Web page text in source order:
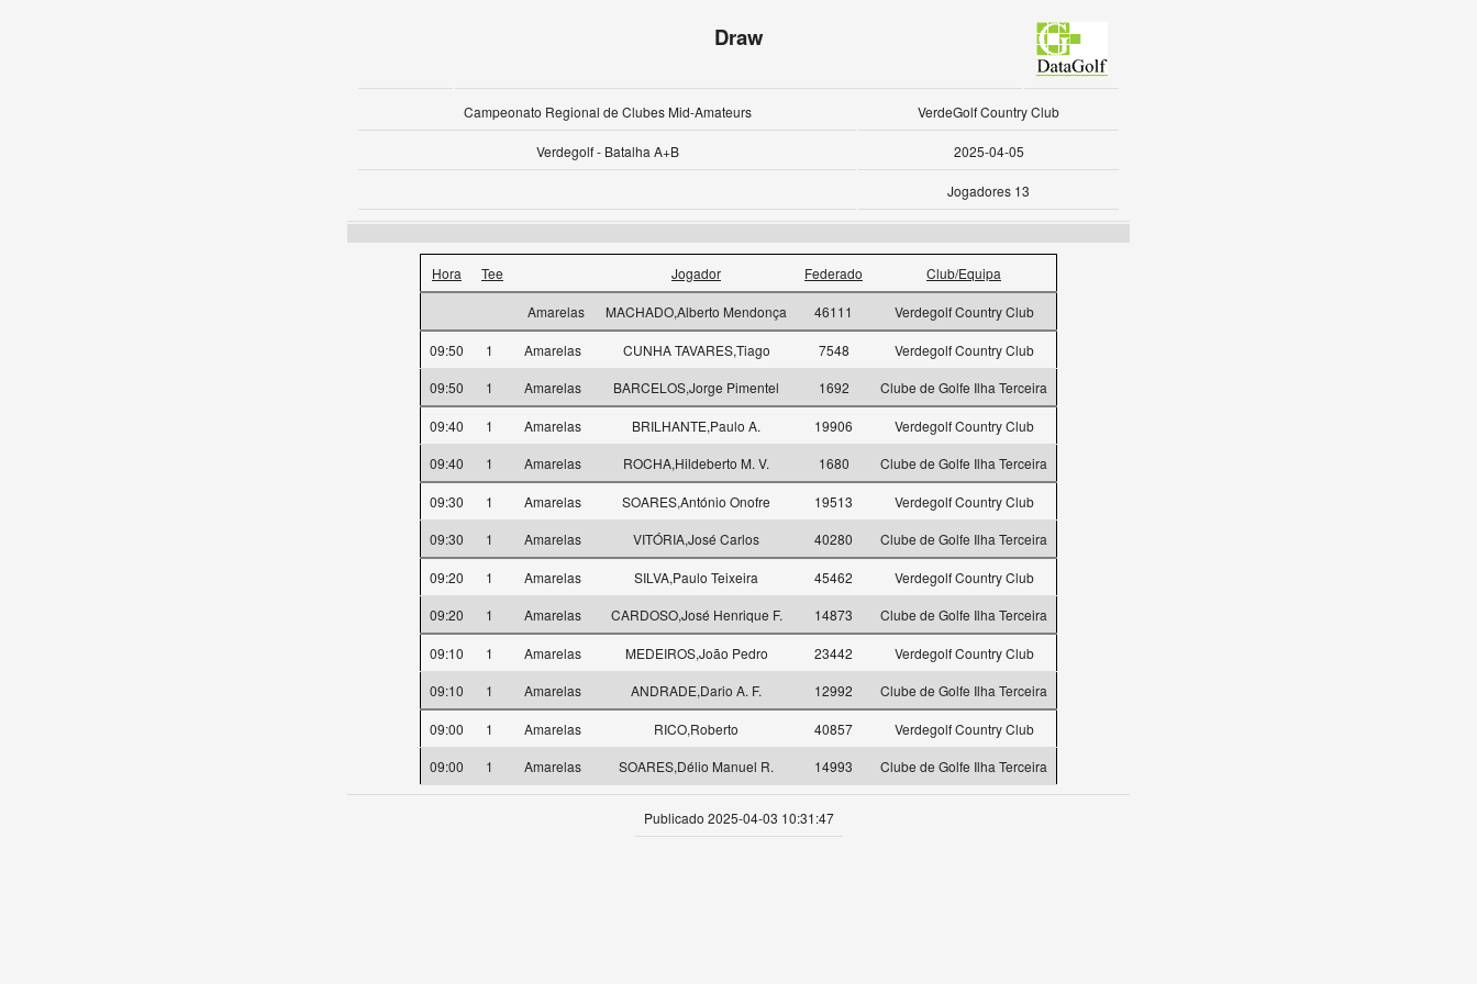
Draw
Campeonato Regional de Clubes Mid-Amateurs VerdeGolf Country Club
Verdegolf - Batalha A+B 2025-04-05
Jogadores 13
Hora Tee Jogador Federado Club/Equipa
Amarelas MACHADO,Alberto Mendonça 46111 Verdegolf Country Club
09:50 1 Amarelas CUNHA TAVARES,Tiago 7548
Verdegolf Country Club
09:50
1 Amarelas BARCELOS,Jorge Pimentel 1692 Clube de Golfe Ilha Terceira
09:40 1 Amarelas BRILHANTE,Paulo A. 19906
Verdegolf Country Club
09:40
1 Amarelas ROCHA,Hildeberto M. V. 1680 Clube de Golfe Ilha Terceira
09:30 1 Amarelas SOARES,António Onofre 19513
Verdegolf Country Club
09:30
1 Amarelas VITÓRIA,José Carlos 40280 Clube de Golfe Ilha Terceira
09:20 1 Amarelas SILVA,Paulo Teixeira 45462
Verdegolf Country Club
09:20
1 Amarelas CARDOSO,José Henrique F. 14873 Clube de Golfe Ilha Terceira
09:10 1 Amarelas MEDEIROS,João Pedro 23442
Verdegolf Country Club
09:10
1 Amarelas ANDRADE,Dario A. F. 12992 Clube de Golfe Ilha Terceira
09:00 1 Amarelas RICO,Roberto 40857
Verdegolf Country Club
09:00
1 Amarelas SOARES,Délio Manuel R. 14993 Clube de Golfe Ilha Terceira
Publicado 2025-04-03 10:31:47